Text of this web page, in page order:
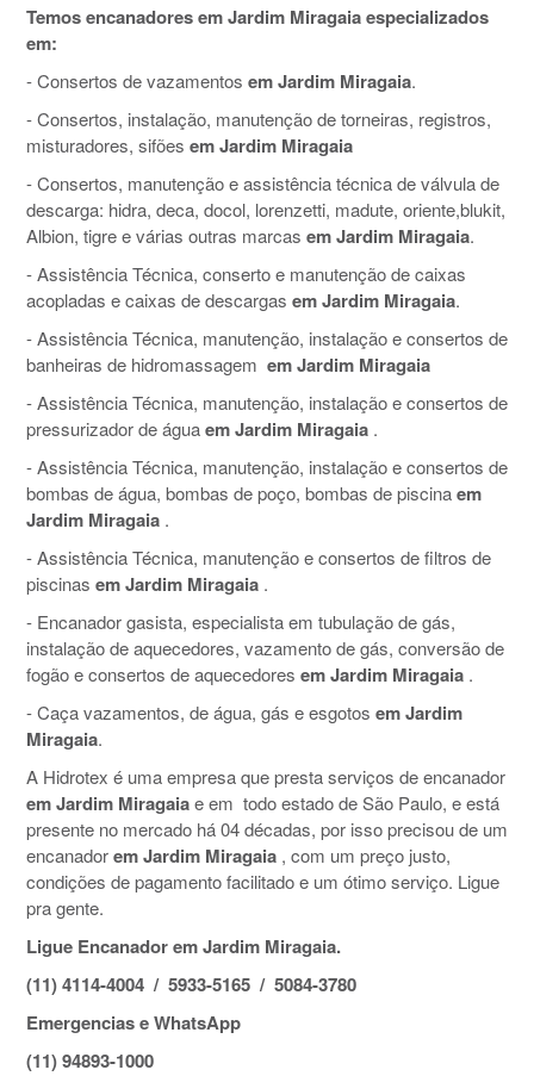
Temos encanadores em Jardim Miragaia especializados
em:
- Consertos de vazamentos em Jardim Miragaia.
- Consertos, instalação, manutenção de torneiras, registros,
misturadores, sifões em Jardim Miragaia
- Consertos, manutenção e assistência técnica de válvula de
descarga: hidra, deca, docol, lorenzetti, madute, oriente,blukit,
Albion, tigre e várias outras marcas em Jardim Miragaia.
- Assistência Técnica, conserto e manutenção de caixas
acopladas e caixas de descargas em Jardim Miragaia.
- Assistência Técnica, manutenção, instalação e consertos de
banheiras de hidromassagem em Jardim Miragaia
- Assistência Técnica, manutenção, instalação e consertos de
pressurizador de águaem Jardim Miragaia .
- Assistência Técnica, manutenção, instalação e consertos de
bombas de água, bombas de poço, bombas de piscinaem
Jardim Miragaia .
- Assistência Técnica, manutenção e consertos de filtros de
piscinas em Jardim Miragaia .
- Encanador gasista, especialista em tubulação de gás,
instalação de aquecedores, vazamento de gás, conversão de
fogão e consertos de aquecedores em Jardim Miragaia .
- Caça vazamentos, de água, gás e esgotos em Jardim
Miragaia.
A Hidrotex é uma empresa que presta serviços de encanador
em Jardim Miragaiae em todo estado de São Paulo, e está
presente no mercado há 04 décadas, por isso precisou de um
encanadorem Jardim Miragaia , com um preço justo,
condições de pagamento facilitado e um ótimo serviço. Ligue
pra gente.
Ligue Encanador em Jardim Miragaia.
(11) 4114-4004 / 5933-5165 / 5084-3780
Emergencias e WhatsApp
(11) 94893-1000